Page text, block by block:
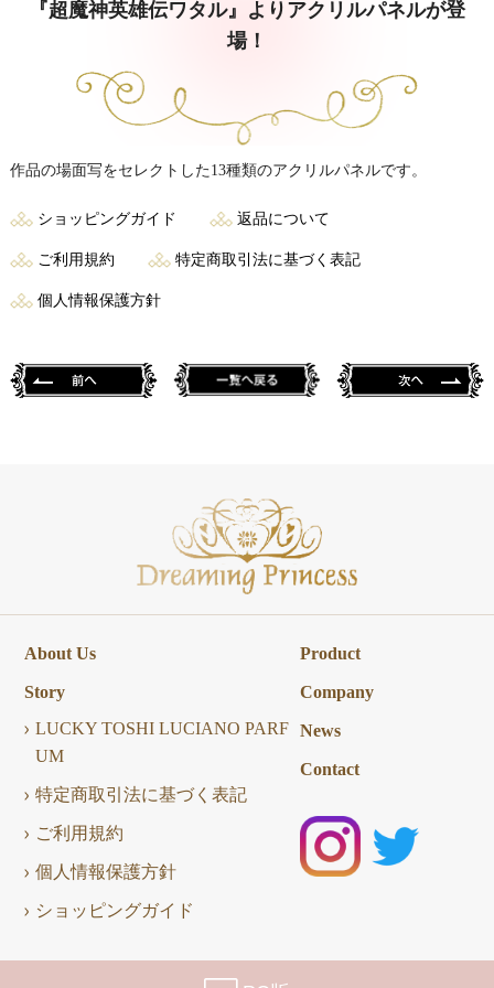
『超魔神英雄伝ワタル』よりアクリルパネルが登
場！
作品の場面写をセレクトした13種類のアクリルパネルです。
ショッピングガイド 返品について
ご利用規約 特定商取引法に基づく表記
個人情報保護方針
About Us
Story
LUCKY TOSHI LUCIANO PARF
UM
特定商取引法に基づく表記
ご利用規約
個人情報保護方針
ショッピングガイド
Product
Company
News
Contact